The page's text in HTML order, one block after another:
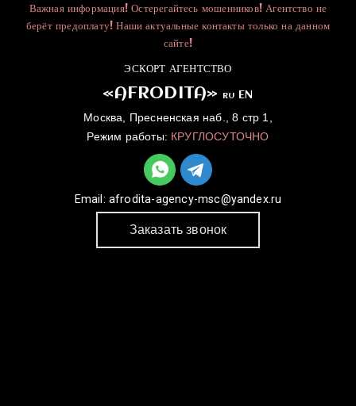
Важная информация! Остерегайтесь мошенников! Агентство не
берёт предоплату! Наши актуальные контакты только на данном
сайте!
ЭСКОРТ АГЕНТСТВО
«AFRODITA» RU EN
Москва, Пресненская наб., 8 стр 1,
Режим работы: КРУГЛОСУТОЧНО
Email: afrodita-agency-msc@yandex.ru
Заказать звонок